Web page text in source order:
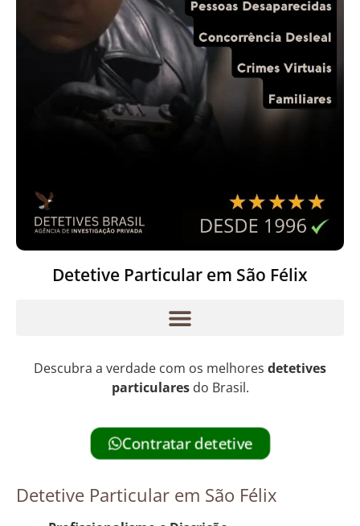
Detetive Particular em São Félix
Descubra a verdade com os melhores detetives
particularesdo Brasil.
Contratar detetive
Detetive Particular em São Félix